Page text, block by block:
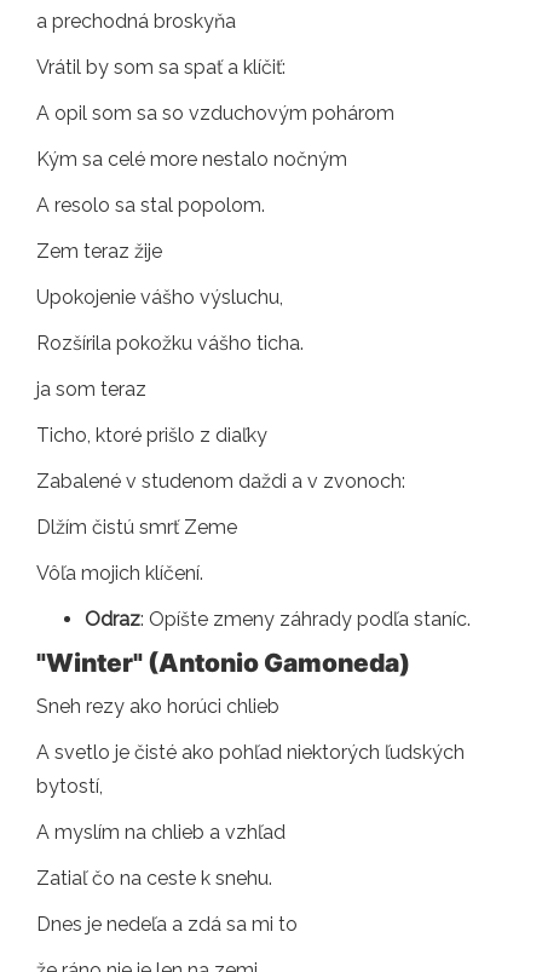
a prechodná broskyňa
Vrátil by som sa spať a klíčiť:
A opil som sa so vzduchovým pohárom
Kým sa celé more nestalo nočným
A resolo sa stal popolom.
Zem teraz žije
Upokojenie vášho výsluchu,
Rozšírila pokožku vášho ticha.
ja som teraz
Ticho, ktoré prišlo z diaľky
Zabalené v studenom daždi a v zvonoch:
Dlžím čistú smrť Zeme
Vôľa mojich klíčení.
Odraz: Opíšte zmeny záhrady podľa staníc.
"Winter" (Antonio Gamoneda)
Sneh rezy ako horúci chlieb
A svetlo je čisté ako pohľad niektorých ľudských
bytostí,
A myslím na chlieb a vzhľad
Zatiaľ čo na ceste k snehu.
Dnes je nedeľa a zdá sa mi to